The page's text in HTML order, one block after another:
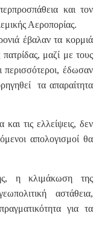
και τον
Αεροπορίας.
έβαλαν τα κορμιά
πατρίδας, μαζί με τους
περισσότεροι, έδωσαν
τα απαραίτητα
τις ελλείψεις, δεν
απολογισμοί θα
η κλιμάκωση της
αστάθεια,
για τα